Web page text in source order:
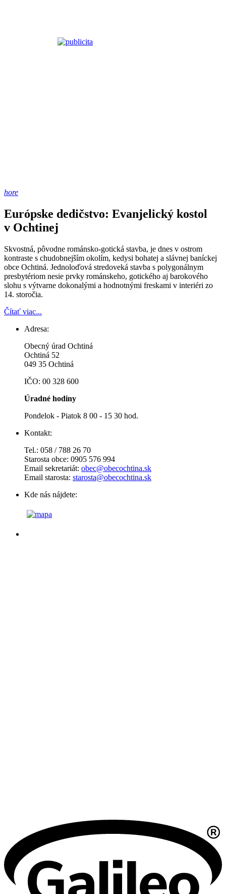
hore
Európske dedičstvo: Evanjelický kostol
v Ochtinej
Skvostná, pôvodne románsko-gotická stavba, je dnes v ostrom
kontraste s chudobnejším okolím, kedysi bohatej a slávnej baníckej
obce Ochtiná. Jednoloďová stredoveká stavba s polygonálnym
presbytériom nesie prvky románskeho, gotického aj barokového
slohu s výtvarne dokonalými a hodnotnými freskami v interiéri zo
14. storočia.
Čítať viac...
Adresa:
Obecný úrad Ochtiná
Ochtiná 52
049 35 Ochtiná
IČO: 00 328 600
Úradné hodiny
Pondelok - Piatok 8 00 - 15 30 hod.
Kontakt:
Tel.: 058 / 788 26 70
Starosta obce: 0905 576 994
Email sekretariát: obec@obecochtina.sk
Email starosta: starosta@obecochtina.sk
Kde nás nájdete: